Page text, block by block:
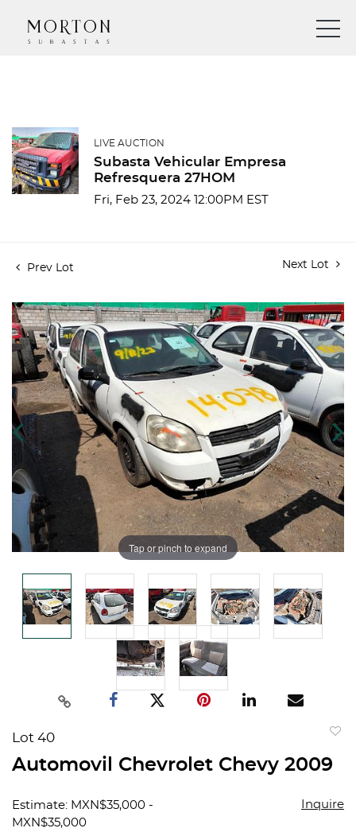
LIVE AUCTION
Subasta Vehicular Empresa
Refresquera 27HOM
Fri, Feb 23, 2024 12:00PM EST
Prev Lot Next Lot
Tap or pinch to expand
Lot 40
Automovil Chevrolet Chevy 2009
Estimate: MXN$35,000 -
MXN$35,000
Inquire